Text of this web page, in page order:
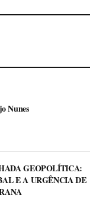
Nunes
GEOPOLÍTICA:
E A URGÊNCIA DE